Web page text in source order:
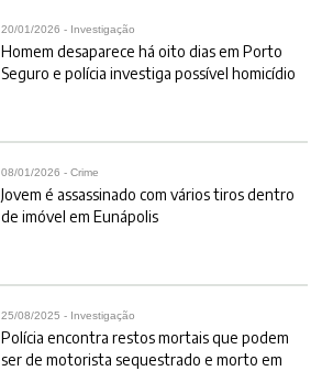
20/01/2026 - Investigação
Homem desaparece há oito dias em Porto
Seguro e polícia investiga possível homicídio
08/01/2026 - Crime
Jovem é assassinado com vários tiros dentro
de imóvel em Eunápolis
25/08/2025 - Investigação
Polícia encontra restos mortais que podem
ser de motorista sequestrado e morto em